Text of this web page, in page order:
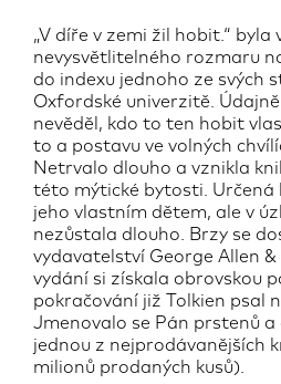
„V díře v zemi žil hobit.“ byla
nevysvětlitelného rozmaru
do indexu jednoho ze svých
Oxfordské univerzitě.
nevěděl, kdo to ten hobit
to a postavu ve volných
Netrvalo dlouho a vznikla
této mýtické bytosti. Určená
jeho vlastním dětem, ale v
nezůstala dlouho. Brzy se
vydavatelství George Allen
vydání si získala obrovskou
pokračování již Tolkien psal
Jmenovalo se Pán prstenů a
jednou z nejprodávanějších
milionů prodaných kusů).